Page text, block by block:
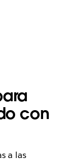
con
a las